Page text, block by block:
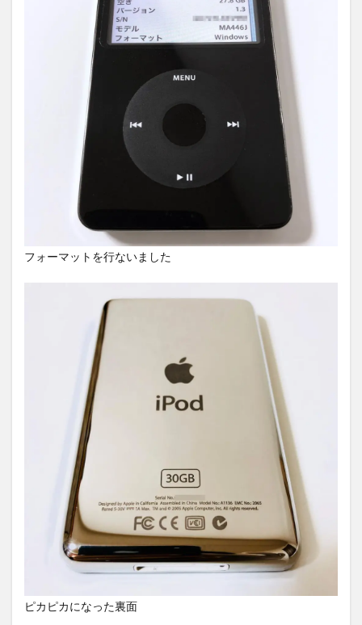
フォーマットを行ないました
ピカピカになった裏面